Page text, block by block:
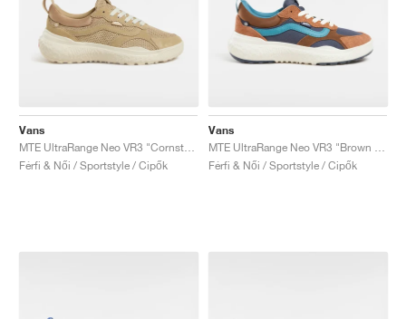
Vans
Férfi & Női / Sportstyle / Cipők
Vans
Férfi & Női / Sportstyle / Cipők